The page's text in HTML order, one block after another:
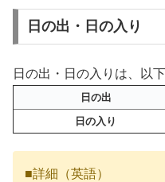
日の出・日の入り
日の出・日の入りは、以
日の出
日の入り
■詳細（英語）